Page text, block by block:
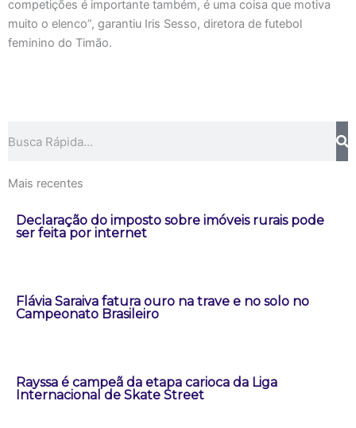
competições é importante também, é uma coisa que motiva
muito o elenco”, garantiu Iris Sesso, diretora de futebol
feminino do Timão.
Mais recentes
Declaração do imposto sobre imóveis rurais pode
ser feita por internet
Flávia Saraiva fatura ouro na trave e no solo no
Campeonato Brasileiro
Rayssa é campeã da etapa carioca da Liga
Internacional de Skate Street